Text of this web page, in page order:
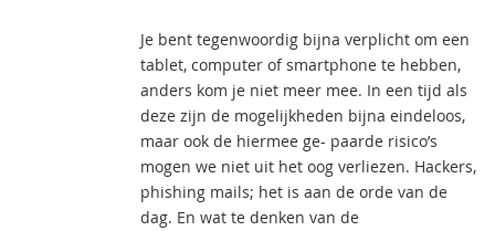
Je bent tegenwoordig bijna verplicht om een
tablet, computer of smartphone te hebben,
anders kom je niet meer mee. In een tijd als
deze zijn de mogelijkheden bijna eindeloos,
maar ook de hiermee ge- paarde risico’s
mogen we niet uit het oog verliezen. Hackers,
phishing mails; het is aan de orde van de
dag. En wat te denken van de